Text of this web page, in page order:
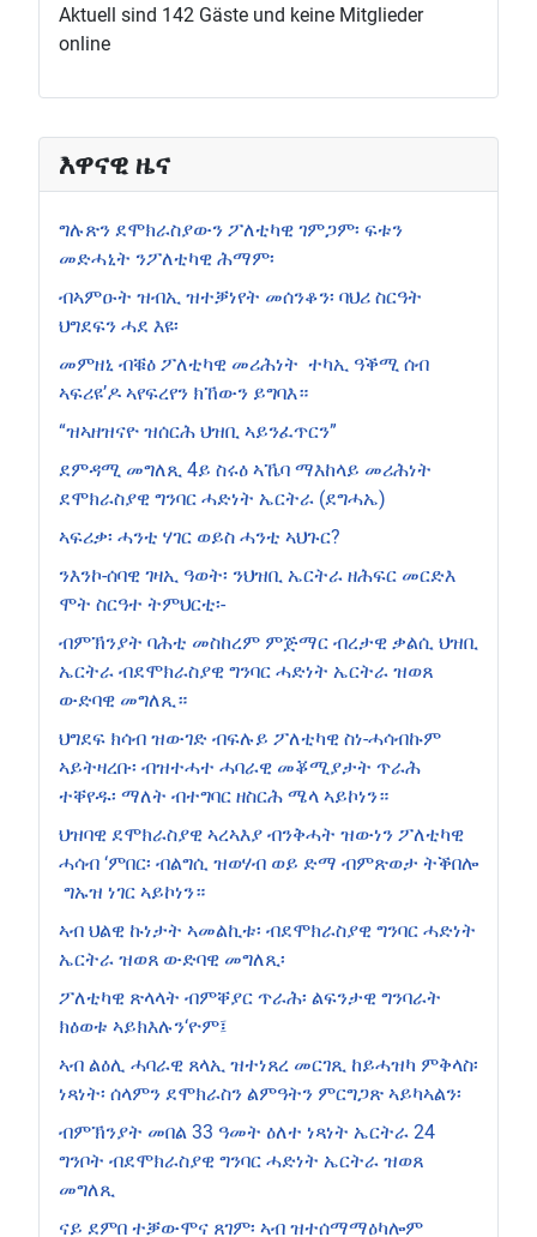
እዋናዊ ዜና
ግሉጽን ደሞክራስያውን ፖለቲካዊ ገምጋም፡ ፍቱን
መድሓኒት ንፖለቲካዊ ሕማም፡
ብኣምዑት ዝብኢ ዝተቓነየት መሰንቆን፡ ባህሪ ስርዓት
ህግደፍን ሓደ እዩ፡
መምዘኒ ብቑዕ ፖለቲካዊ መሪሕነት ተካኢ ዓቕሚ ሰብ
ኣፍሪዩ’ዶ ኣየፍረየን ክኸውን ይግባእ።
“ዝኣዘዝናዮ ዝሰርሕ ህዝቢ ኣይንፈጥርን”
ደምዳሚ መግለጺ 4ይ ስሩዕ ኣኼባ ማእከላይ መሪሕነት
ደሞክራስያዊ ግንባር ሓድነት ኤርትራ (ደግሓኤ)
ኣፍሪቃ፡ ሓንቲ ሃገር ወይስ ሓንቲ ኣህጉር?
ንእንኮ-ሰባዊ ገዛኢ ዓወት፡ ንህዝቢ ኤርትራ ዘሕፍር መርድእ
ሞት ስርዓተ ትምህርቲ፡-
ብምኽንያት ባሕቲ መስከረም ምጅማር ብረታዊ ቃልሲ ህዝቢ
ኤርትራ ብደሞክራስያዊ ግንባር ሓድነት ኤርትራ ዝወጸ
ውድባዊ መግለጺ።
ህግደፍ ክሳብ ዝውገድ ብፍሉይ ፖለቲካዊ ስነ-ሓሳብኩም
ኣይትዛረቡ፡ ብዝተሓተ ሓባራዊ መቖሚያታት ጥራሕ
ተቐየዱ፡ ማለት ብተግባር ዘስርሕ ሜላ ኣይኮነን።
ህዝባዊ ደሞክራስያዊ ኣረኣእያ ብንቅሓት ዝውነን ፖለቲካዊ
ሓሳብ ‘ምበር፡ ብልግሲ ዝወሃብ ወይ ድማ ብምጽወታ ትቕበሎ
ግኡዝ ነገር ኣይኮነን።
ኣብ ህልዊ ኩነታት ኣመልኪቱ፡ ብደሞክራስያዊ ግንባር ሓድነት
ኤርትራ ዝወጸ ውድባዊ መግለጺ፡
ፖለቲካዊ ጽላላት ብምቐያር ጥራሕ፡ ልፍንታዊ ግንባራት
ክዕወቱ ኣይክእሉን‘ዮም፤
ኣብ ልዕሊ ሓባራዊ ጸላኢ ዝተነጸረ መርገጺ ከይሓዝካ ምቅላስ፡
ነጻነት፡ ሰላምን ደሞክራስን ልምዓትን ምርግጋጽ ኣይካኣልን፡
ብምኽንያት መበል 33 ዓመት ዕለተ ነጻነት ኤርትራ 24
ግንቦት ብደሞክራስያዊ ግንባር ሓድነት ኤርትራ ዝወጸ
መግለጺ
ናይ ደምበ ተቓውሞና ጸገም፡ ኣብ ዝተሰማማዕካሎም
Aktuell sind 142 Gäste und keine Mitglieder
online